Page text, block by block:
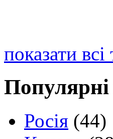
показати всі
Популярні
Росія (44)